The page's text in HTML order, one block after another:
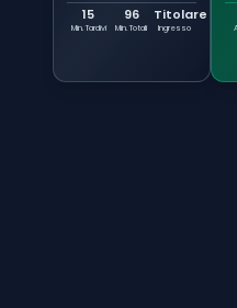
15
Min. Tardivi
96
Min. Totali
Titolare
Ingresso